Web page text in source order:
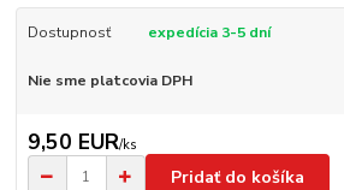
Dostupnosť expedícia 3-5 dní
Nie sme platcovia DPH
9,50 EUR/ks
Pridať do košíka